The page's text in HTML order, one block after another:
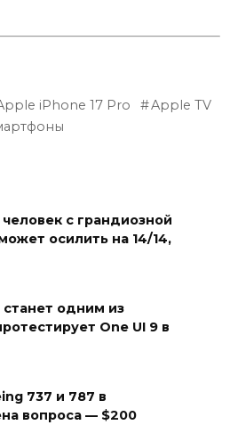
iPhone 17 Pro
Apple TV
с грандиозной
осилить на 14/14,
станет одним из
One UI 9 в
737 и 787 в
вопроса — $200